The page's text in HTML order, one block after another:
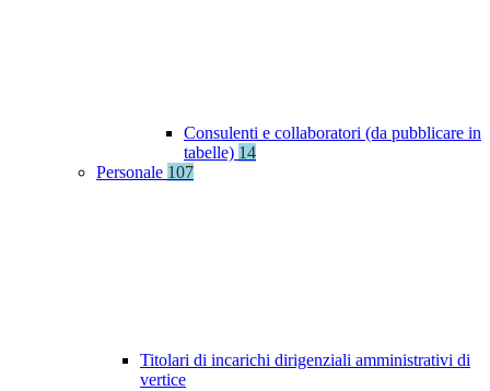
Consulenti e collaboratori (da pubblicare in
tabelle) 14
Personale 107
Titolari di incarichi dirigenziali amministrativi di
vertice